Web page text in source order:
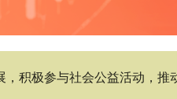
积极参与社会公益活动，推